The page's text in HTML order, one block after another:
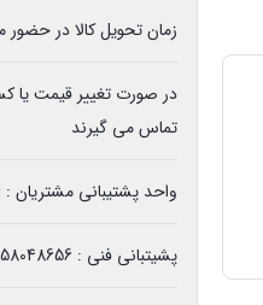
زمان تحویل کالا در
در صورت تغییر قیمت یا
تماس می گیرند
واحد پشتیبانی مشتریان : 05135092816 - 09157153791
پشیتبانی فنی : 09058048656